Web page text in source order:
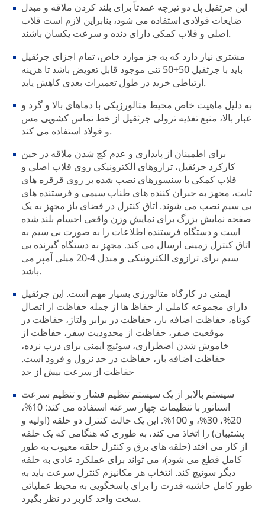
این جرثقیل پل دو تیرچه عمدتاً برای بلند کردن ملاقه و مبدل
ضایعات فولادی استفاده می شود، بنابراین لازم است قلاب
اصلی و قلاب کمکی دارای دنده و سرعت یکسان باشند.
مشتری نیاز دارد که به جز موارد خاص، تمام اجزای جرثقیل
باید با جرثقیل 50+50 تنی موجود قابل تعویض باشد تا هزینه
ارتباطی خرید در طول تعمیرات بعدی کاهش یابد.
به دلیل ماهیت خاص محیط متالورژیکی با دماهای بالا و گرد و
غبار بالا، منبع تغذیه ترولی جرثقیل از خط تماس کشویی مس
و فولاد استفاده می کند.
برای اطمینان از پایداری و عدم کج شدن ملاقه در حین
کارکرد جرثقیل، ترازوهای الکترونیکی روی قلاب اصلی و
قلاب کمکی با سنسورهای نصب شده بر روی قرقره های
ثابت، مجهز به جبران کننده های طناب سیمی و فرستنده های
بی سیم نصب می شوند. اتاق کنترل در فضای باز مجهز به یک
صفحه نمایش بزرگ برای نمایش وزن واقعی اجسام بلند شده
است و دستگاه فرستنده اطلاعات را به صورت بی سیم به
اتاق کنترل زمینی ارسال می کند. مجهز به دستگاه گیرنده بی
سیم برای ترازوی الکترونیکی و مبدل 4-20 میلی آمپر می
باشد.
ایمنی در کارگاه متالورژی بسیار مهم است. این جرثقیل
دارای مجموعه کاملی از حفاظ ها از جمله حفاظت از اتصال
کوتاه، حفاظت اضافه بار، حفاظت در برابر ولتاژ، حفاظت در
موقعیت صفر، حفاظت از محدودیت سفر، حفاظت از
خاموش شدن اضطراری، سوئیچ ایمنی برای درب نرده،
حفاظت اضافه بار، حفاظت در حد نزول و فرود است.
حفاظت از سرعت بیش از حد
سیستم بالابر از یک سیستم تنظیم فشار و تنظیم سرعت
استاتور با تنظیمات چهار سرعته استفاده می کند: 10%،
20%، 30%، و 100%. این یک حالت کنترل دو حلقه (اولیه و
پشتیبان) را اتخاذ می کند، به طوری که هنگامی که یک حلقه
از کار می افتد (حلقه های برق و کنترل حلقه معیوب به طور
کامل قطع می شود)، می تواند برای عملکرد عادی به حلقه
دیگر سوئیچ کند. انتخاب هر مکانیزم کنترل سرعت باید به
طور کامل حاشیه قدرت را برای پاسخگویی به محیط عملیاتی
سخت واحد کاربر در نظر بگیرد.